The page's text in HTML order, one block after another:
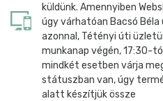
küldünk. Amennyiben
úgy várhatóan Bacsó
azonnal, Tétényi úti
munkanap végén, 17:30-
mindkét esetben várja
státuszban van, úgy
alatt készítjük össze